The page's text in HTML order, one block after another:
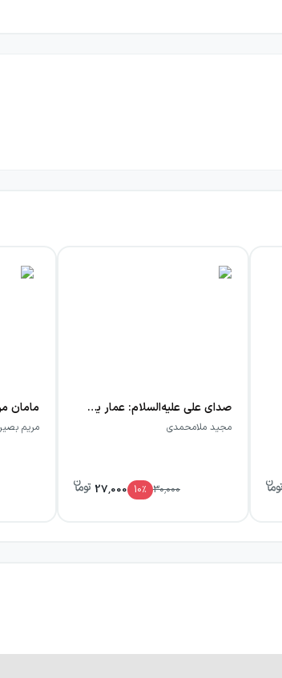
صدای علی علیه‌السلام: عمار یاسر
مجید ملامحمدی
30,000
10٪ 27,000
مامان
مریم